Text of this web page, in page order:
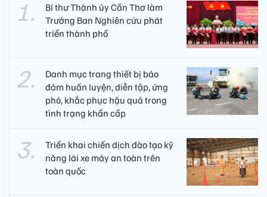
Bí thư Thành ủy Cần Thơ làm
Trưởng Ban Nghiên cứu phát
triển thành phố
Danh mục trang thiết bị bảo
đảm huấn luyện, diễn tập, ứng
phó, khắc phục hậu quả trong
tình trạng khẩn cấp
Triển khai chiến dịch đào tạo kỹ
năng lái xe máy an toàn trên
toàn quốc